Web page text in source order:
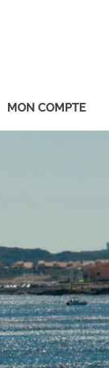
MON COMPTE